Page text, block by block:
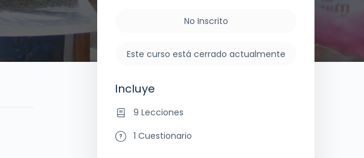
No Inscrito
Este curso está cerrado actualmente
Incluye
9 Lecciones
1 Cuestionario